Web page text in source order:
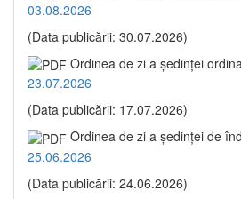
03.08.2026
(Data publicării: 30.07.2026)
Ordinea de zi a şedinţei
23.07.2026
(Data publicării: 17.07.2026)
Ordinea de zi a şedinţei de
25.06.2026
(Data publicării: 24.06.2026)